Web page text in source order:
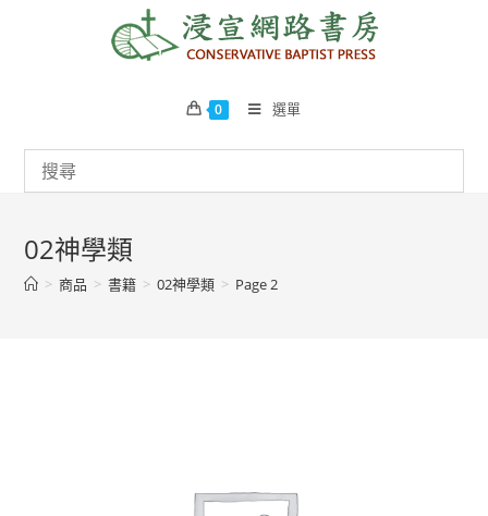
0 選單
02神學類
> 商品 > 書籍 > 02神學類 > Page 2